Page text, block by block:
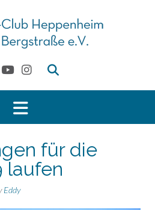
für die
laufen
Eddy